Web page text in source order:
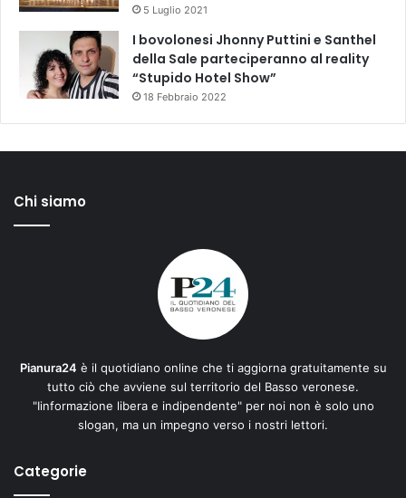
5 Luglio 2021
I bovolonesi Jhonny Puttini e Santhel
della Sale parteciperanno al reality
“Stupido Hotel Show”
18 Febbraio 2022
Chi siamo
Pianura24 è il quotidiano online che ti aggiorna gratuitamente su
tutto ciò che avviene sul territorio del Basso veronese.
"Iinformazione libera e indipendente" per noi non è solo uno
slogan, ma un impegno verso i nostri lettori.
Categorie